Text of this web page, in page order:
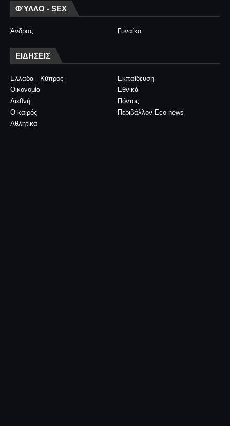
ΦΎΛΛΟ - SEX
Άνδρας Γυναίκα
ΕΙΔΗΣΕΙΣ
Ελλάδα - Κύπρος
Εκπαίδευση
Οικονομία
Εθνικά
Διεθνή
Πόντος
Ο καιρός
Περιβάλλον Eco news
Αθλητικά